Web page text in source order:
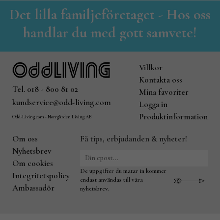
Det lilla familjeföretaget - Hos oss
handlar du med gott samvete!
Tel. 018 - 800 81 02
kundservice@odd-living.com
Odd-Living.com - Norrgården Living AB
Villkor
Kontakta oss
Mina favoriter
Logga in
Produktinformation
Om oss
Nyhetsbrev
Om cookies
Integritetspolicy
Ambassadör
Få tips, erbjudanden & nyheter!
De uppgifter du matar in kommer
endast användas till våra
nyhetsbrev.